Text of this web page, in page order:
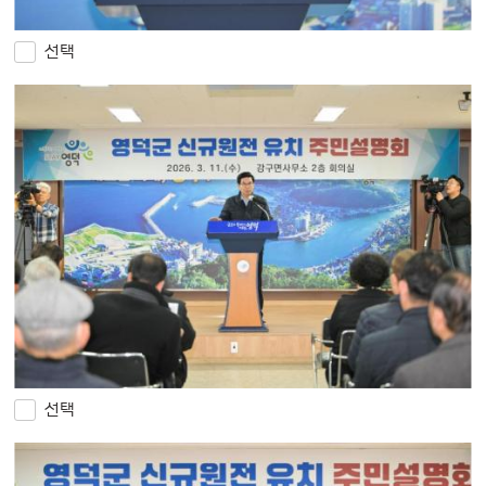
선택
선택